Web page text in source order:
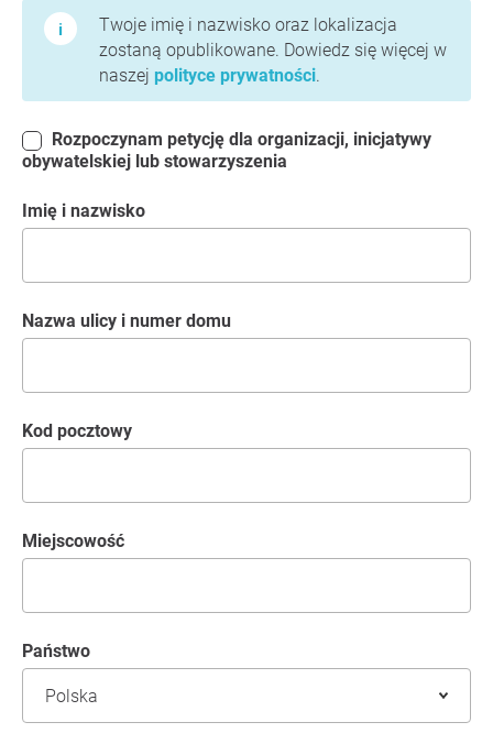
Twoje imię i nazwisko oraz lokalizacja
zostaną opublikowane. Dowiedz się więcej w
naszej polityce prywatności.
obywatelskiej lub stowarzyszenia
Imię i nazwisko
Nazwa ulicy i numer domu
kod pocztowy
Miejscowość
Państwo